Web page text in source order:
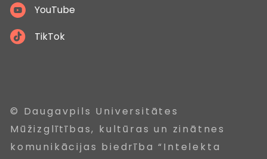
YouTube
TikTok
© Daugavpils Universitātes
Mūžizglītības, kultūras un zinātnes
komunikācijas biedrība “Intelekta